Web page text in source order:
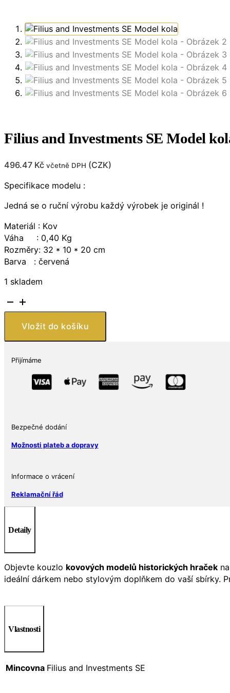
Filius and Investments SE Model
496.47 Kč včetně DPH (CZK)
Specifikace modelu :
Jedná se o ruční výrobu každý výrobek je originál !
Materiál : Kov
Váha : 0,40 Kg
Rozměry: 32 * 10 * 20 cm
Barva : červená
1 skladem
Filius
and
Investments
kola
množství
Vložit do košíku
Přijímáme
Bezpečné dodání
Možnosti plateb a dopravy
Informace o vrácení
Reklamační řád
Detaily
Objevte kouzlo kovových modelů historických hraček
ideální dárkem nebo stylovým doplňkem do vaší sbírky.
Vlastnosti
Mincovna Filius and Investments SE